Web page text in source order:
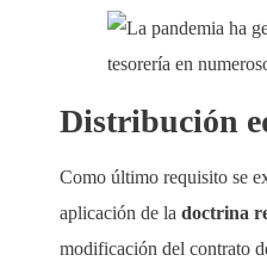
Distribución
Como último requisito se
aplicación de la doctrina
modificación del contrato